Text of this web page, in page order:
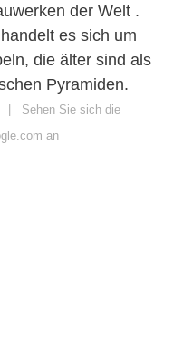
der Welt .
es sich um
die älter sind als
Pyramiden.
| Sehen Sie sich die
an